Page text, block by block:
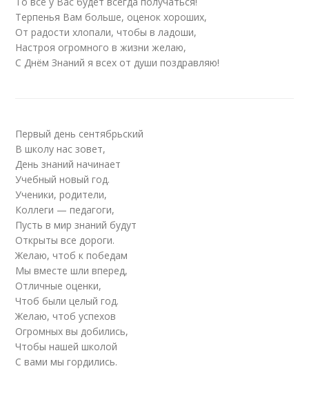
Терпенья Вам больше, оценок хороших,
От радости хлопали, чтобы в ладоши,
Настроя огромного в жизни желаю,
С Днём Знаний я всех от души поздравляю!
Первый день сентябрьский
В школу нас зовет,
День знаний начинает
Учебный новый год.
Ученики, родители,
Коллеги — педагоги,
Пусть в мир знаний будут
Открыты все дороги.
Желаю, чтоб к победам
Мы вместе шли вперед,
Отличные оценки,
Чтоб были целый год.
Желаю, чтоб успехов
Огромных вы добились,
Чтобы нашей школой
С вами мы гордились.